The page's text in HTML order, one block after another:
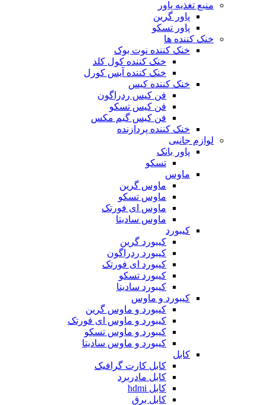
منبع تغذیه‌ پاور
پاور گرین
پاور تسکو
خنک کننده ها
خنک کننده نوت بوک
خنک کننده کول کلد
خنک کننده آیس کورل
خنک کننده کیس
فن کیس ردراگون
فن کیس تسکو
فن کیس گیم مکس
خنک کننده پردازنده
لوازم جانبی
پاور بانک
تسکو
ماوس
ماوس گرین
ماوس تسکو
ماوس ای فورتک
ماوس سادیتا
کیبورد
کیبورد گرین
کیبورد ردراگون
کیبورد ای فورتک
کیبورد تسکو
کیبورد سادیتا
کیبورد و ماوس
کیبورد و ماوس گرین
کیبورد و ماوس ای فورتک
کیبورد و ماوس تسکو
کیبورد و ماوس سادیتا
کابل
کابل کارت گرافیک
کابل مادربرد
کابل hdmi
کابل برق